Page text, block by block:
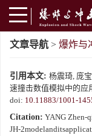
文章导航 > 爆炸与
引用本文: 杨震琦, 庞
速撞击数值模拟中的应
doi: 10.11883/1001-
Citation: YANG Zhen-
JH-